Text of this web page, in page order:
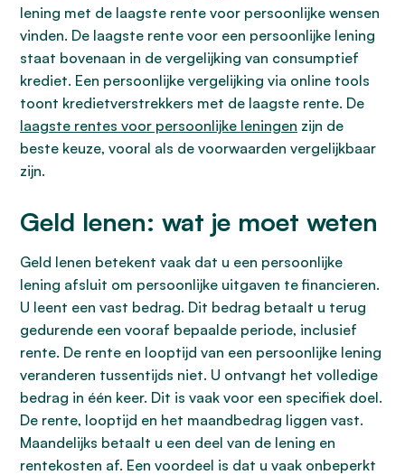
lening met de laagste rente voor persoonlijke wensen
vinden. De laagste rente voor een persoonlijke lening
staat bovenaan in de vergelijking van consumptief
krediet. Een persoonlijke vergelijking via online tools
toont kredietverstrekkers met de laagste rente. De
laagste rentes voor persoonlijke leningen zijn de
beste keuze, vooral als de voorwaarden vergelijkbaar
zijn.
Geld lenen: wat je moet weten
Geld lenen betekent vaak dat u een persoonlijke
lening afsluit om persoonlijke uitgaven te financieren.
U leent een vast bedrag. Dit bedrag betaalt u terug
gedurende een vooraf bepaalde periode, inclusief
rente. De rente en looptijd van een persoonlijke lening
veranderen tussentijds niet. U ontvangt het volledige
bedrag in één keer. Dit is vaak voor een specifiek doel.
De rente, looptijd en het maandbedrag liggen vast.
Maandelijks betaalt u een deel van de lening en
rentekosten af. Een voordeel is dat u vaak onbeperkt